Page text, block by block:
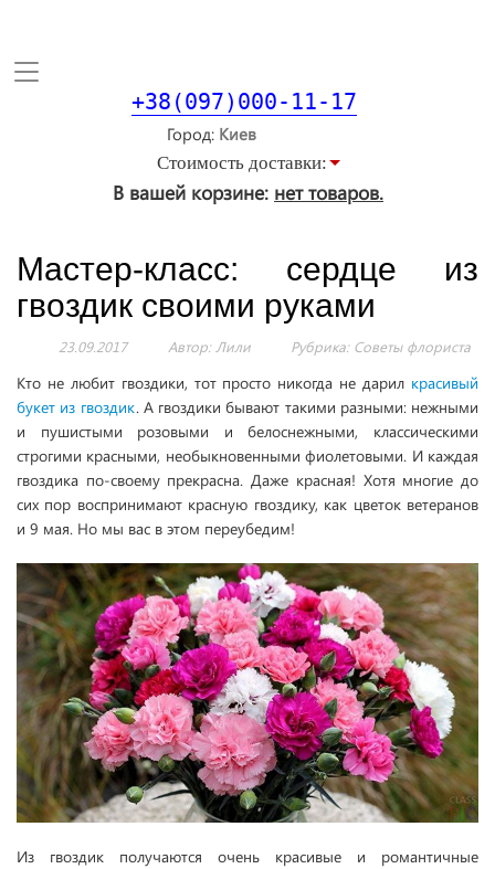
Toggle
+38(097)000-11-17
Город
Стоимость доставки:
В вашей корзине: нет товаров.
Мастер-класс: сердце из
гвоздик своими руками
23.09.2017 Автор: Лили Рубрика: Советы флориста
Кто не любит гвоздики, тот просто никогда не дарил красивый
букет из гвоздик. А гвоздики бывают такими разными: нежными
и пушистыми розовыми и белоснежными, классическими
строгими красными, необыкновенными фиолетовыми. И каждая
гвоздика по-своему прекрасна. Даже красная! Хотя многие до
сих пор воспринимают красную гвоздику, как цветок ветеранов
и 9 мая. Но мы вас в этом переубедим!
Из гвоздик получаются очень красивые и романтичные